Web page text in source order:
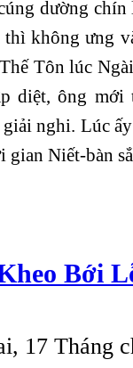
dường
thì không ưng
Tôn lúc
diệt, ông
nghi. Lúc
Niết-bàn
Bới
17 Tháng